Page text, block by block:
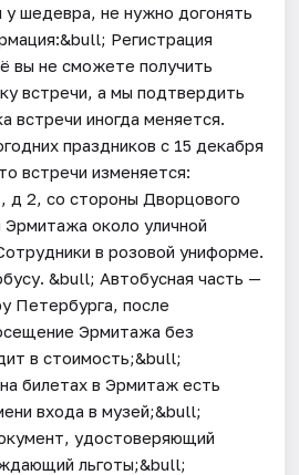
шедевра, не нужно догонять
Регистрация
вы не сможете получить
встречи, а мы подтвердить
встречи иногда меняется.
праздников с 15 декабря
встречи изменяется:
д 2, со стороны Дворцового
Эрмитажа около уличной
в розовой униформе.
&bull; Автобусная часть —
Петербурга, после
Эрмитажа без
в стоимость;&bull;
билетах в Эрмитаж есть
входа в музей;&bull;
удостоверяющий
льготы;&bull;